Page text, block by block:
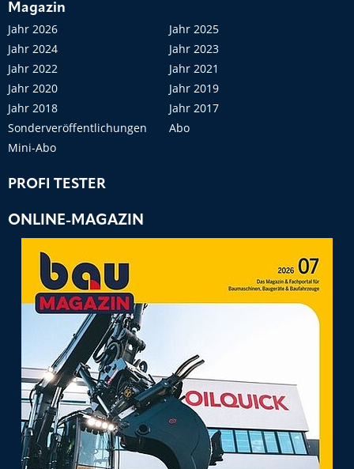
Magazin
Jahr 2026
Jahr 2025
Jahr 2024
Jahr 2023
Jahr 2022
Jahr 2021
Jahr 2020
Jahr 2019
Jahr 2018
Jahr 2017
Sonderveröffentlichungen
Abo
Mini-Abo
PROFI TESTER
ONLINE-MAGAZIN